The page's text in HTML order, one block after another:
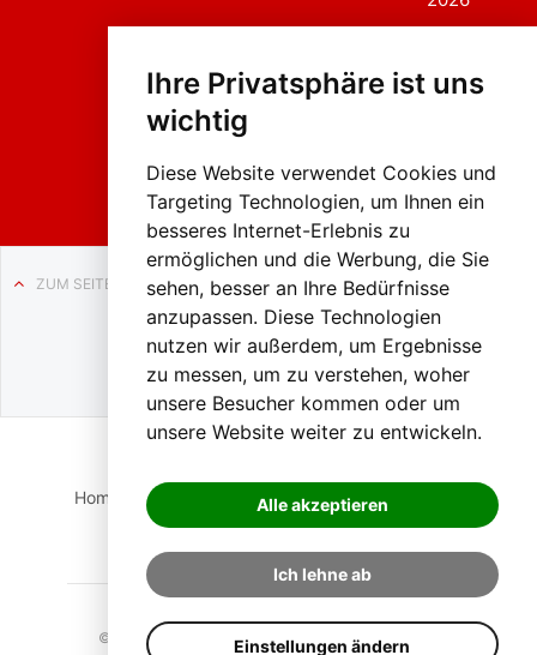
Ihre Privatsphäre ist uns
wichtig
Diese Website verwendet Cookies und
Targeting Technologien, um Ihnen ein
besseres Internet-Erlebnis zu
ermöglichen und die Werbung, die Sie
sehen, besser an Ihre Bedürfnisse
anzupassen. Diese Technologien
nutzen wir außerdem, um Ergebnisse
zu messen, um zu verstehen, woher
unsere Besucher kommen oder um
unsere Website weiter zu entwickeln.
Alle akzeptieren
Ich lehne ab
Einstellungen ändern
sumzug
Liezen
ZUM SEITENANFANG
Auf BLO24.at werben?
+43 (0)664 2226600
Home Suche Login Impressum
Datenschutz
© 2023 BLO24.at – Bezirk Liezen Online |